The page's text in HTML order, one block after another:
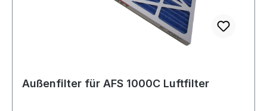
Außenfilter für AFS 1000C Luftfilter